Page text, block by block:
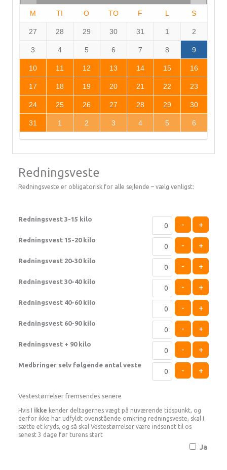
M TI O TO F L S
27 28 29 30 31 1 2
3 4 5 6 7 8 9
10 11 12 13 14 15 16
17 18 19 20 21 22 23
24 25 26 27 28 29 30
31 1 2 3 4 5 6
Redningsveste
Redningsveste er obligatorisk for alle sejlende – vælg venligst:
Redningsvest 3-15 kilo
- +
Redningsvest 15-20 kilo
- +
Redningsvest 20-30 kilo
- +
Redningsvest 30-40 kilo
- +
Redningsvest 40-60 kilo
- +
Redningsvest 60-90 kilo
- +
Redningsvest + 90 kilo
- +
Medbringer selv følgende antal veste
- +
Vestestørrelser fremsendes senere
Hvis I ikke kender deltagernes vægt på nuværende tidspunkt, og
derfor ikke har udfyldt ovenstående omkring redningsveste, skal I
sætte et kryds, og så skal Vestestørrelser være indsendt til os
senest 3 dage før turens start
Ja